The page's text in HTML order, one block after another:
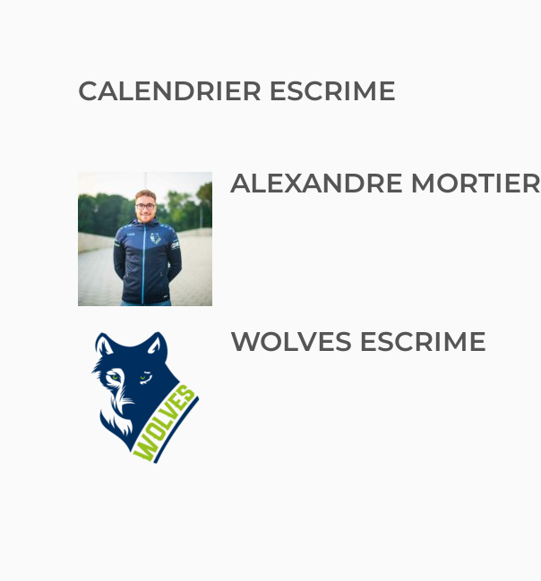
CALENDRIER ESCRIME
ALEXANDRE MORTIER
WOLVES ESCRIME